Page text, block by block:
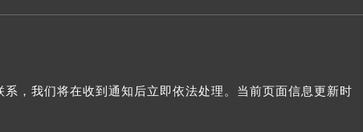
，我们将在收到通知后立即依法处理。当前页面信息更新时